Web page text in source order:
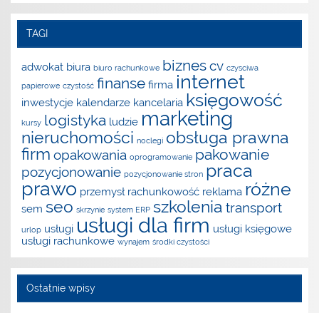
TAGI
adwokat biura biuro rachunkowe biznescv czysciwa
papierowe czystość finanse firma internet
inwestycje kalendarze kancelaria księgowość
kursy logistyka ludzie marketing
nieruchomości noclegi obsługa prawna
firm opakowania oprogramowanie pakowanie
pozycjonowanie pozycjonowanie stron praca
prawo przemysł rachunkowość reklama różne
sem seo skrzynie system ERP szkolenia transport
urlop usługi usługi dla firm usługi księgowe
usługi rachunkowe wynajem środki czystości
Ostatnie wpisy